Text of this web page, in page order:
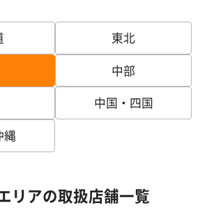
東北
中部
中国・四国
縄
リアの取扱店舗一覧